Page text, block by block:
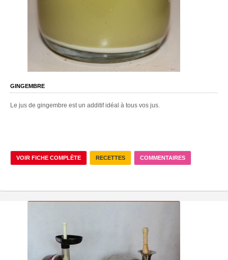
GINGEMBRE
Le jus de gingembre est un additif idéal à tous vos jus.
VOIR FICHE COMPLÈTE RECETTES COMMENTAIRES